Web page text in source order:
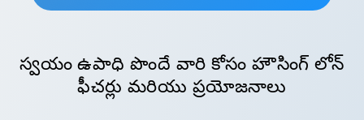
స్వయం ఉపాధి పొందే వారి కోసం హౌసింగ్ లోన్
ఫీచర్లు మరియు ప్రయోజనాలు